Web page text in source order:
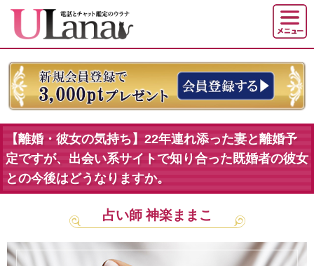
【離婚・彼女の気持ち】22年連れ添った妻と離婚予
定ですが、出会い系サイトで知り合った既婚者の彼女
との今後はどうなりますか。
占い師 神楽ままこ